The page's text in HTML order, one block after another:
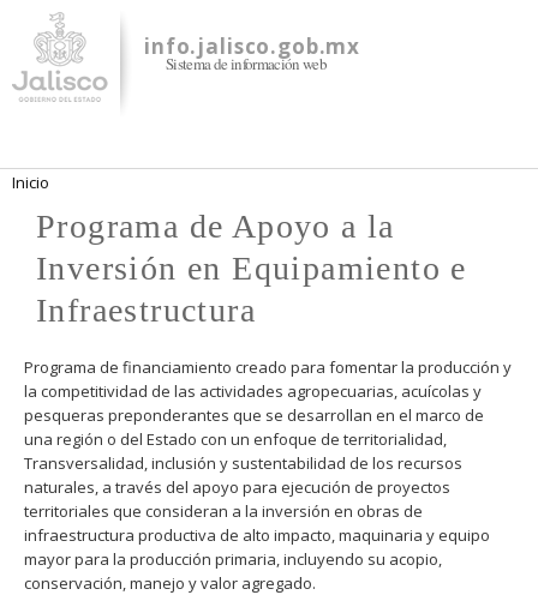
contenido
principal
info.jalisco.gob.mx
Sistema de información web
Se encuentra usted aquí
Inicio
Programa de Apoyo a la
Inversión en Equipamiento e
Infraestructura
Programa de financiamiento creado para fomentar la producción y
la competitividad de las actividades agropecuarias, acuícolas y
pesqueras preponderantes que se desarrollan en el marco de
una región o del Estado con un enfoque de territorialidad,
Transversalidad, inclusión y sustentabilidad de los recursos
naturales, a través del apoyo para ejecución de proyectos
territoriales que consideran a la inversión en obras de
infraestructura productiva de alto impacto, maquinaria y equipo
mayor para la producción primaria, incluyendo su acopio,
conservación, manejo y valor agregado.